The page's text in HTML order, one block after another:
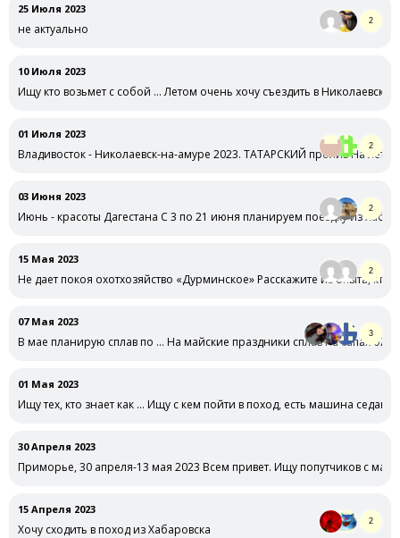
25 Июля 2023
не актуально
2
10 Июля 2023
Ищу кто возьмет с собой … Летом очень хочу съездить в Николаевск в
01 Июля 2023
Владивосток - Николаевск-на-амуре 2023. ТАТАРСКИЙ пролив На
2
03 Июня 2023
Июнь - красоты Дагестана С 3 по 21 июня планируем поездку из
2
15 Мая 2023
Не дает покоя охотхозяйство «Дурминское» Расскажите из опыта, кто
2
07 Мая 2023
В мае планирую сплав по … На майские праздники сплав на сапах
3
01 Мая 2023
Ищу тех, кто знает как … Ищу с кем пойти в поход, есть машина седан,
30 Апреля 2023
Приморье, 30 апреля-13 мая 2023 Всем привет. Ищу попутчиков с
15 Апреля 2023
Хочу сходить в поход из Хабаровска
2